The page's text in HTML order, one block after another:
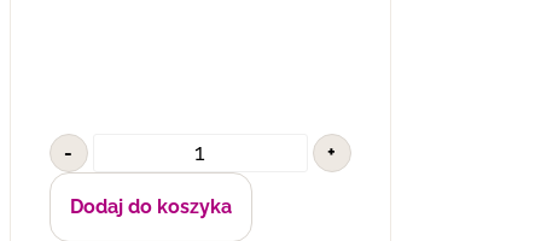
- +
Dodaj do koszyka